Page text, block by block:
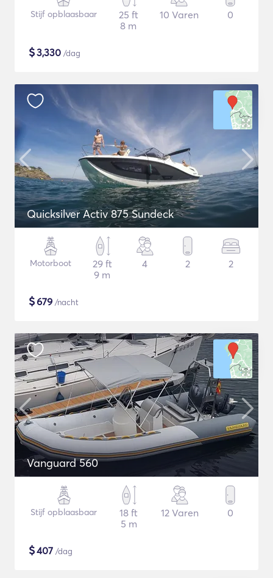
Stijf opblaasbaar
25 ft
8 m
10 Varen 0
$3,330 /dag
Quicksilver Activ 875 Sundeck
Motorboot
29 ft
9 m
4 2 2
$679 /nacht
Vanguard 560
Stijf opblaasbaar
18 ft
5 m
12 Varen 0
$407 /dag